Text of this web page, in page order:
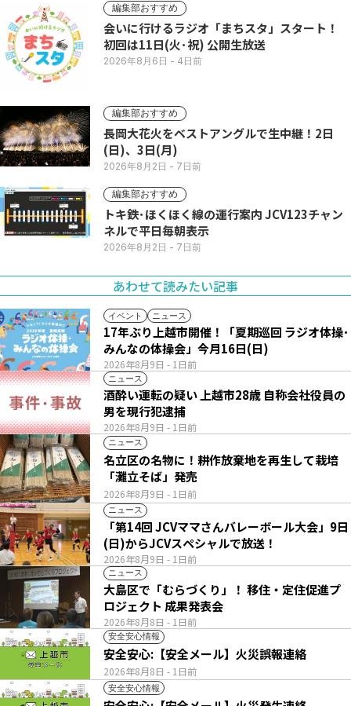
編集部おすすめ
会いに行けるラジオ「まちスタ」スタート！
初回は11日(火･祝) 公開生放送
2026年8月6日 - 4日前
編集部おすすめ
長岡大花火をベストアングルで生中継！2日
(日)、3日(月)
2026年8月2日 - 7日前
編集部おすすめ
トキ鉄･ほくほく線の運行案内 JCV123チャン
ネルで平日毎朝表示
2026年8月2日 - 7日前
あわせて読みたい記事
イベント ニュース
2026年8月9日 - 1日前
17年ぶり上越市開催！「夏期巡回 ラジオ体操･
みんなの体操会」今月16日(日)
ニュース
2026年8月9日 - 1日前
酒酔い運転の疑い 上越市28歳 自称会社役員の
男を現行犯逮捕
ニュース
2026年8月9日 - 1日前
名立区の名物に！耕作放棄地を再生して栽培
「灘立そば」発売
ニュース
2026年8月9日 - 1日前
「第14回 JCVママさんバレーボール大会」9日
(日)からJCVスペシャルで放送！
ニュース
2026年8月8日 - 1日前
大島区で「むらづくり」！ 移住・定住促進プ
ロジェクト 成果発表会
安全安心情報
2026年8月8日 - 1日前
安全安心:【安全メール】火災誤報連絡
安全安心情報